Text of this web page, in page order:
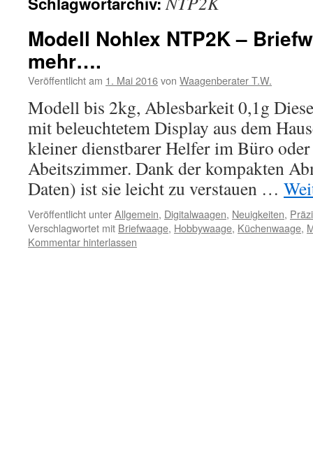
Modell Nohlex NTP2K –
mehr….
Veröffentlicht am 1. Mai 2016von Waagenberater T.W.
Modell bis 2kg, Ablesbarkeit 0,1g
mit beleuchtetem Display aus dem
kleiner dienstbarer Helfer im Büro
Abeitszimmer. Dank der kompakten
Daten) ist sie leicht zu verstauen …
Veröffentlicht unterAllgemein, Digitalwaagen, Neuigkeiten,
Verschlagwortet mit Briefwaage, Hobbywaage, Küchenwaage,
Kommentar hinterlassen